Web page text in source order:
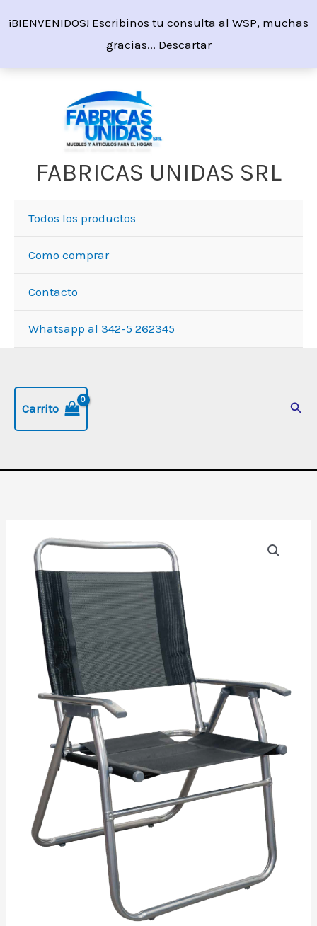
¡BIENVENIDOS! Escribinos tu consulta al WSP, muchas
gracias... Descartar
FABRICAS UNIDAS SRL
Todos los productos
Como comprar
Contacto
Whatsapp al 342-5 262345
Carrito
Sillón
Plegable
Posición
tamaño
Con
Coversol,
Respaldo
Alto.«10009»,